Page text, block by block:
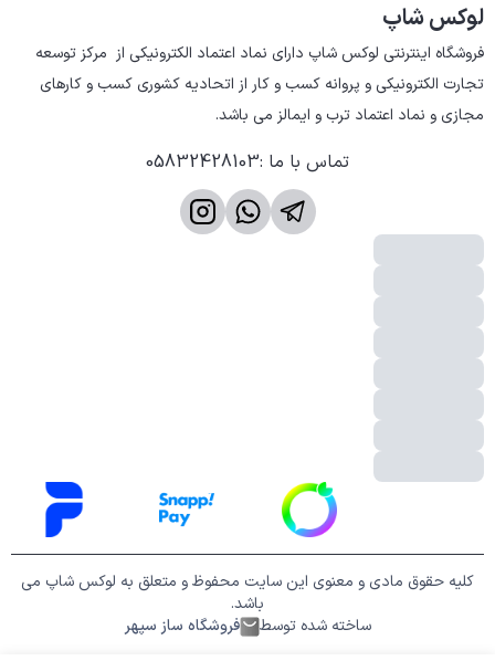
لوکس شاپ
مجازی و نماد اعتماد ترب و ایمالز می باشد.
تماس با ما :
05832428103
کلیه حقوق مادی و معنوی این سایت محفوظ و متعلق به لوکس شاپ می
باشد.
ساخته شده توسط
فروشگاه ساز سپهر